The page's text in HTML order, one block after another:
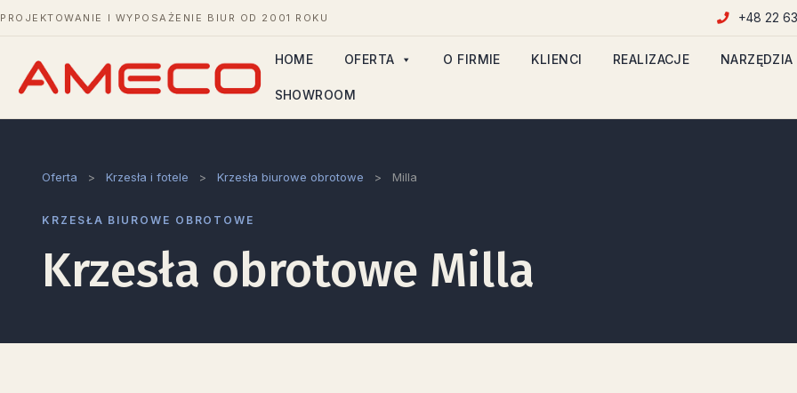
PROJEKTOWANIE I WYPOSAŻENIE BIUR OD 2001 ROKU +48 22
HOME OFERTA O FIRMIE KLIENCI REALIZACJE NARZĘDZIA
SHOWROOM
Oferta > Krzesła i fotele > Krzesła biurowe obrotowe > Milla
KRZESŁA BIUROWE OBROTOWE
Krzesła obrotowe Milla